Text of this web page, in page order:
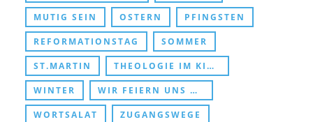
MUTIG SEIN OSTERN PFINGSTEN
REFORMATIONSTAG SOMMER
ST.MARTIN THEOLOGIE IM KINDERZIMMER
WINTER WIR FEIERN UNS DURCHS KIRCHENJAHR
WORTSALAT ZUGANGSWEGE